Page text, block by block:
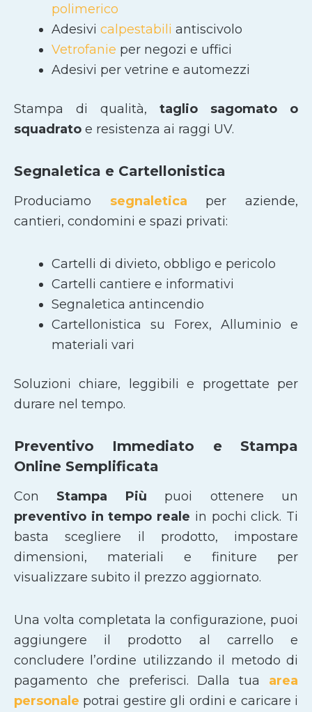
polimerico
Adesivi calpestabili antiscivolo
Vetrofanie per negozi e uffici
Adesivi per vetrine e automezzi
Stampa di qualità, taglio sagomato
o
squadrato e resistenza ai raggi UV.
Segnaletica e Cartellonistica
Produciamo segnaletica per aziende,
cantieri, condomini e spazi privati:
Cartelli di divieto, obbligo e pericolo
Cartelli cantiere e informativi
Segnaletica antincendio
Cartellonistica su Forex, Alluminio e
materiali vari
Soluzioni chiare, leggibili e progettate per
durare nel tempo.
Preventivo Immediato e Stampa
Online Semplificata
Con Stampa Più puoi ottenere un
preventivo in tempo reale in pochi click. Ti
basta scegliere il prodotto, impostare
dimensioni, materiali e finiture per
visualizzare subito il prezzo aggiornato.
Una volta completata la configurazione, puoi
aggiungere il prodotto al carrello e
concludere l’ordine utilizzando il metodo di
pagamento che preferisci. Dalla tua area
personale potrai gestire gli ordini e caricare i